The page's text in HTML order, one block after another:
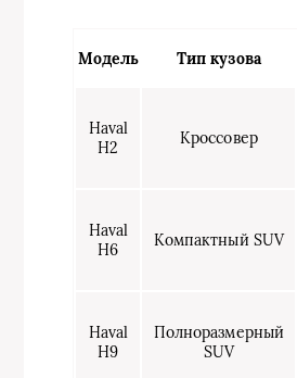
Модель Тип кузова
Haval
H2
Кроссовер
Haval
H6
Компактный SUV
Haval
H9
Полноразмерный
SUV